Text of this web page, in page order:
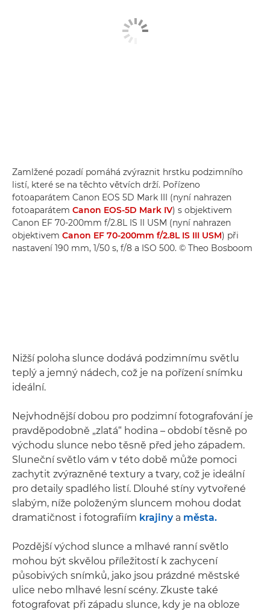
Zamlžené pozadí pomáhá zvýraznit hrstku podzimního
listí, které se na těchto větvích drží. Pořízeno
fotoaparátem Canon EOS 5D Mark III (nyní nahrazen
fotoaparátem Canon EOS-5D Mark IV) s objektivem
Canon EF 70-200mm f/2.8L IS II USM (nyní nahrazen
objektivem Canon EF 70-200mm f/2.8L IS III USM) při
nastavení 190 mm, 1/50 s, f/8 a ISO 500. © Theo Bosboom
Nižší poloha slunce dodává podzimnímu světlu
teplý a jemný nádech, což je na pořízení snímku
ideální.
Nejvhodnější dobou pro podzimní fotografování je
pravděpodobně „zlatá“ hodina – období těsně po
východu slunce nebo těsně před jeho západem.
Sluneční světlo vám v této době může pomoci
zachytit zvýrazněné textury a tvary, což je ideální
pro detaily spadlého listí. Dlouhé stíny vytvořené
slabým, níže položeným sluncem mohou dodat
dramatičnost i fotografiím krajinya města.
Pozdější východ slunce a mlhavé ranní světlo
mohou být skvělou příležitostí k zachycení
působivých snímků, jako jsou prázdné městské
ulice nebo mlhavé lesní scény. Zkuste také
fotografovat při západu slunce, kdy je na obloze